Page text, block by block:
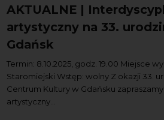
AKTUALNE |
artystyczny na 33.
Gdańsk
Termin: 8.10.2025, godz. 19.00 Miejsce
Staromiejski Wstęp: wolny Z okazji 33.
Centrum Kultury w Gdańsku
artystyczny...